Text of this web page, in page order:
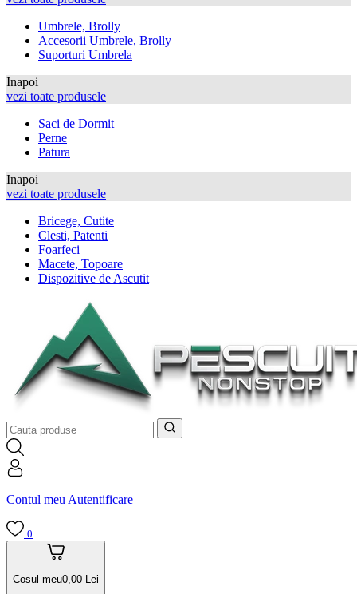
Umbrele, Brolly
Accesorii Umbrele, Brolly
Suporturi Umbrela
Inapoi
vezi toate produsele
Saci de Dormit
Perne
Patura
Inapoi
vezi toate produsele
Bricege, Cutite
Clesti, Patenti
Foarfeci
Macete, Topoare
Dispozitive de Ascutit
Contul meu Autentificare
0
Cosul meu0,00 Lei